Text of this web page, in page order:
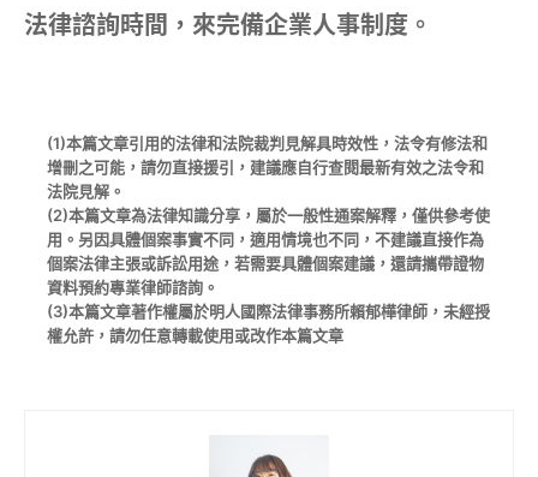
法律諮詢時間，來完備企業人事制度。
(1)本篇文章引用的法律和法院裁判見解具時效性，法令有修法和
增刪之可能，請勿直接援引，建議應自行查閱最新有效之法令和
法院見解。
(2)本篇文章為法律知識分享，屬於一般性通案解釋，僅供參考使
用。另因具體個案事實不同，適用情境也不同，不建議直接作為
個案法律主張或訴訟用途，若需要具體個案建議，還請攜帶證物
資料預約專業律師諮詢。
(3)本篇文章著作權屬於明人國際法律事務所賴郁樺律師，未經授
權允許，請勿任意轉載使用或改作本篇文章